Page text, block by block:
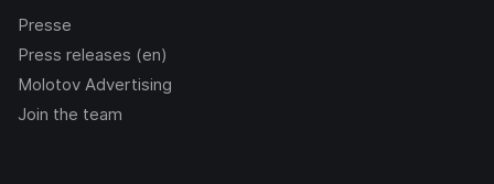
Presse
Press releases (en)
Molotov Advertising
Join the team